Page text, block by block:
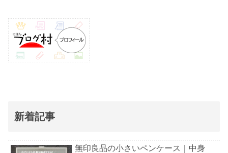
新着記事
無印良品の小さいペンケース｜中身